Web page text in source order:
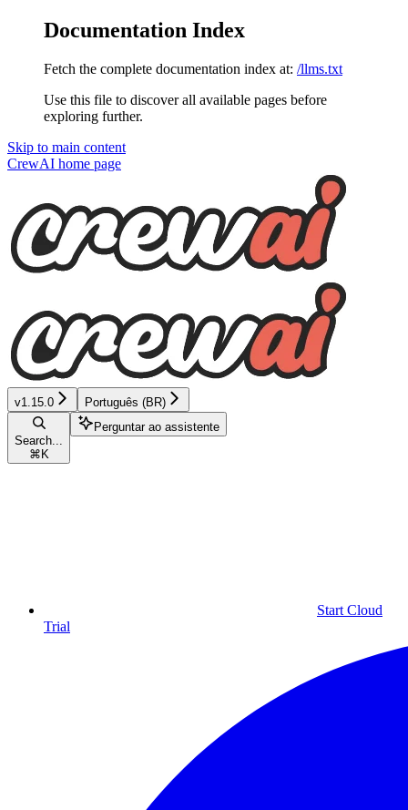
Documentation Index
Fetch the complete documentation index at: /llms.txt
Use this file to discover all available pages before
exploring further.
Skip to main content
CrewAI home page
v1.15.0 Português (BR)
Search...
⌘ K
Perguntar ao assistente
Start Cloud
Trial